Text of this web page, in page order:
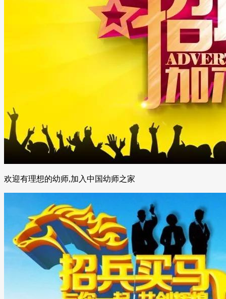
欢迎有理想的幼师,加入中国幼师之家